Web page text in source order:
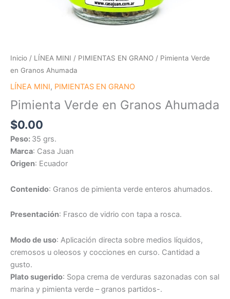
Inicio / LÍNEA MINI / PIMIENTAS EN GRANO / Pimienta Verde
en Granos Ahumada
LÍNEA MINI, PIMIENTAS EN GRANO
Pimienta Verde en Granos Ahumada
$0.00
Peso: 35 grs.
Marca: Casa Juan
Origen: Ecuador
Contenido: Granos de pimienta verde enteros ahumados.
Presentación: Frasco de vidrio con tapa a rosca.
Modo de uso: Aplicación directa sobre medios líquidos,
cremosos u oleosos y cocciones en curso. Cantidad a
gusto.
Plato sugerido: Sopa crema de verduras sazonadas con sal
marina y pimienta verde – granos partidos-.